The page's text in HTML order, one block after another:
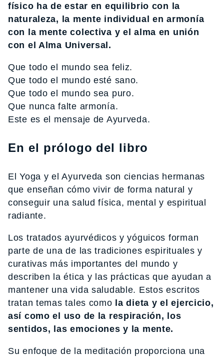
físico ha de estar en equilibrio con la
naturaleza, la mente individual en armonía
con la mente colectiva y el alma en unión
con el Alma Universal.
Que todo el mundo sea feliz.
Que todo el mundo esté sano.
Que todo el mundo sea puro.
Que nunca falte armonía.
Este es el mensaje de Ayurveda.
En el prólogo del libro
El Yoga y el Ayurveda son ciencias hermanas
que enseñan cómo vivir de forma natural y
conseguir una salud física, mental y espiritual
radiante.
Los tratados ayurvédicos y yóguicos forman
parte de una de las tradiciones espirituales y
curativas más importantes del mundo y
describen la ética y las prácticas que ayudan a
mantener una vida saludable. Estos escritos
tratan temas tales como la dieta y el ejercicio,
así como el uso de la respiración, los
sentidos, las emociones y la mente.
Su enfoque de la meditación proporciona una